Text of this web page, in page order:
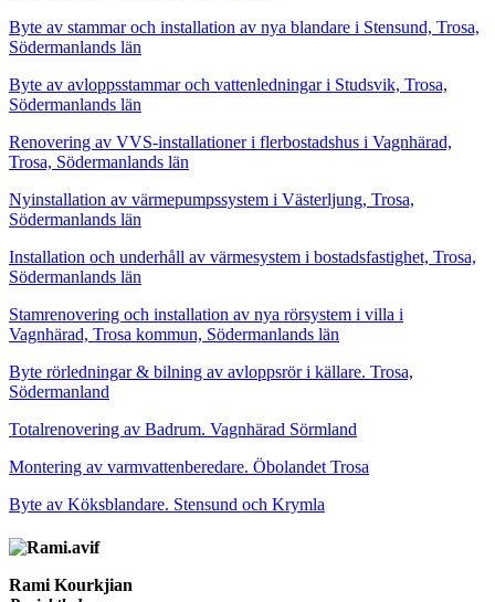
Byte av stammar och installation av nya blandare i Stensund, Trosa,
Södermanlands län
Byte av avloppsstammar och vattenledningar i Studsvik, Trosa,
Södermanlands län
Renovering av VVS-installationer i flerbostadshus i Vagnhärad,
Trosa, Södermanlands län
Nyinstallation av värmepumpssystem i Västerljung, Trosa,
Södermanlands län
Installation och underhåll av värmesystem i bostadsfastighet, Trosa,
Södermanlands län
Stamrenovering och installation av nya rörsystem i villa i
Vagnhärad, Trosa kommun, Södermanlands län
Byte rörledningar & bilning av avloppsrör i källare. Trosa,
Södermanland
Totalrenovering av Badrum. Vagnhärad Sörmland
Montering av varmvattenberedare. Öbolandet Trosa
Byte av Köksblandare. Stensund och Krymla
Rami Kourkjian